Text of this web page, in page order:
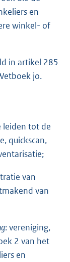
en
winkel- of
in artikel 285
jo.
leiden tot de
quickscan,
van
van
: vereniging,
2 van het
en